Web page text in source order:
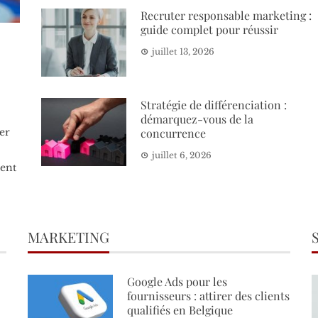
Recruter responsable marketing :
guide complet pour réussir
juillet 13, 2026
Stratégie de différenciation :
démarquez-vous de la
concurrence
juillet 6, 2026
MARKETING
Google Ads pour les
fournisseurs : attirer des clients
qualifiés en Belgique